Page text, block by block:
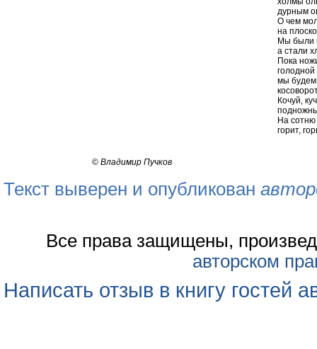
дурным
О чем
на
Мы были
а стали
Пока
голодной
мы
Кочуй,
На сотню
горит,
© Владимир Пучков
Текст выверен и опубликован
Все права защищены,
авторском
Написать отзыв в книгу гостей